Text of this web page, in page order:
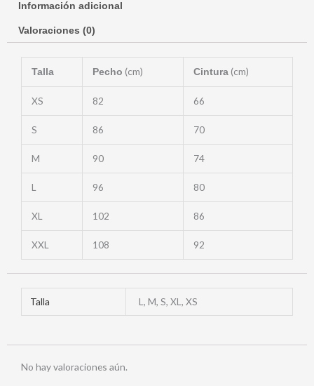
Información adicional
Valoraciones (0)
Talla Pecho (cm) Cintura(cm)
XS 82 66
S 86 70
M 90 74
L 96 80
XL 102 86
XXL 108 92
Talla L, M, S, XL, XS
No hay valoraciones aún.